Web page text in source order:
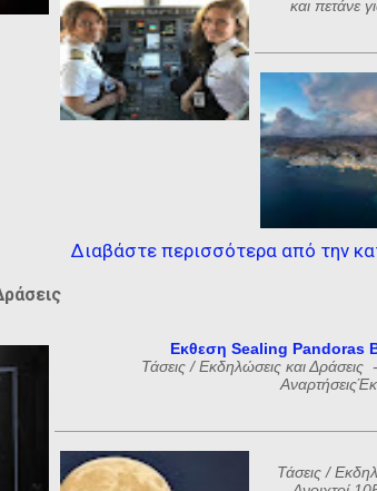
και
Διαβάστε περισσότερα από την
Εκθεση Sealing Pandoras
Τάσεις / Εκδηλώσεις και Δράσεις
Τάσεις /